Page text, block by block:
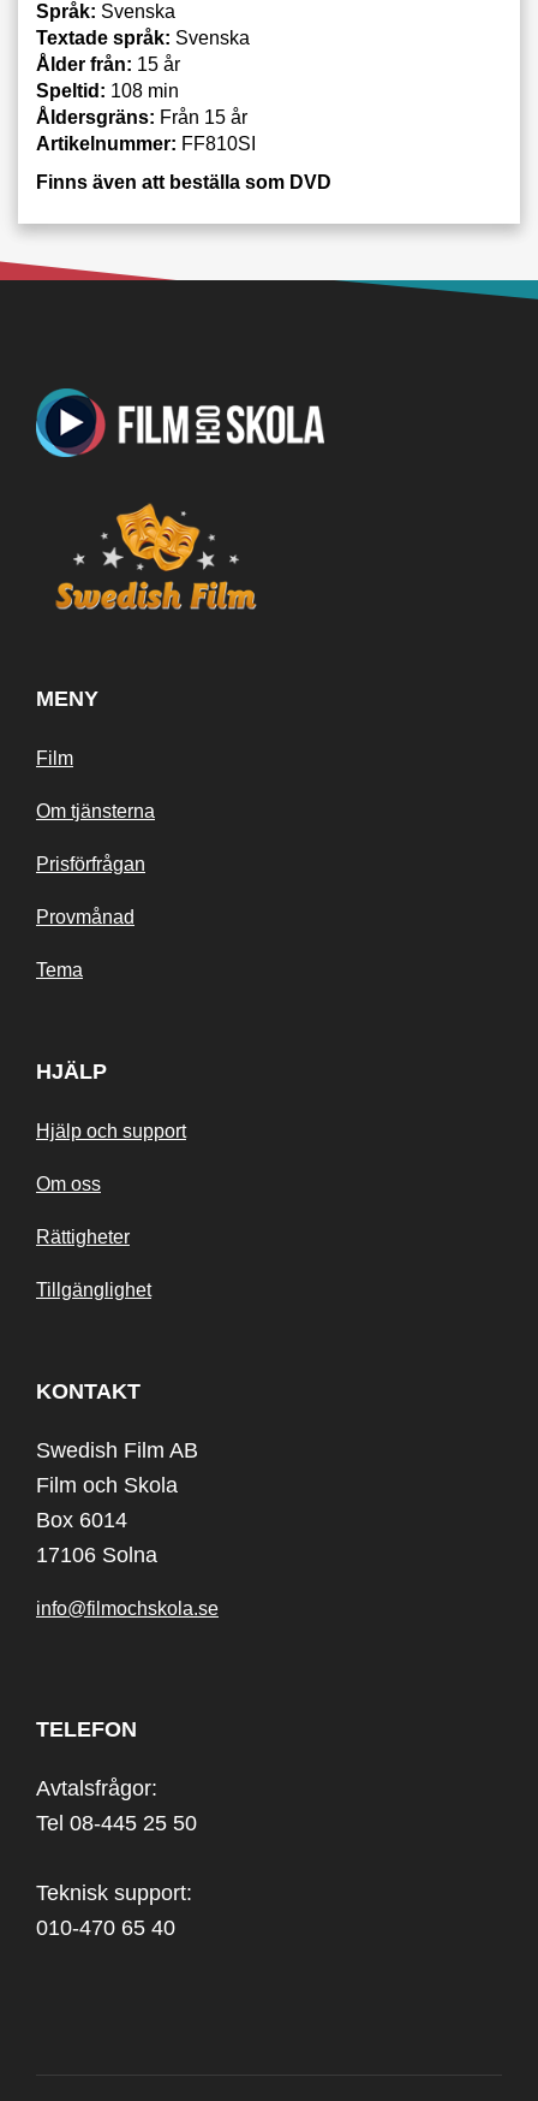
Språk: Svenska
Textade språk: Svenska
Ålder från: 15 år
Speltid: 108 min
Åldersgräns: Från 15 år
Artikelnummer: FF810SI
Finns även att beställa som DVD
MENY
Film
Om tjänsterna
Prisförfrågan
Provmånad
Tema
HJÄLP
Hjälp och support
Om oss
Rättigheter
Tillgänglighet
KONTAKT
Swedish Film AB
Film och Skola
Box 6014
17106 Solna
info@filmochskola.se
TELEFON
Avtalsfrågor:
Tel 08-445 25 50
Teknisk support:
010-470 65 40